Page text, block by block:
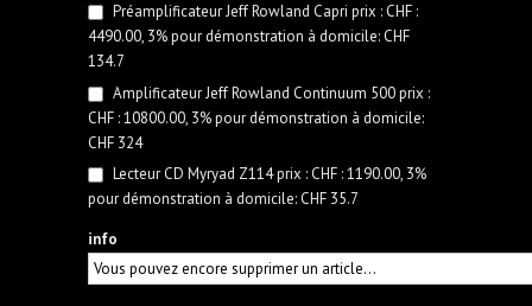
Préamplificateur Jeff Rowland Capri prix : CHF :
4490.00, 3% pour démonstration à domicile: CHF
134.7
Amplificateur Jeff Rowland Continuum 500 prix :
CHF : 10800.00, 3% pour démonstration à domicile:
CHF 324
Lecteur CD Myryad Z114 prix : CHF : 1190.00, 3%
pour démonstration à domicile: CHF 35.7
info